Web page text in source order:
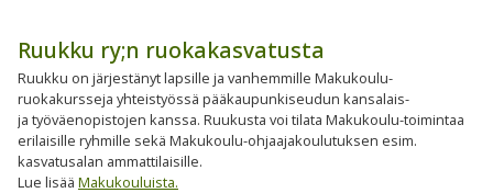
Ruukku ry;n ruokakasvatusta
Ruukku on järjestänyt lapsille ja vanhemmille Makukoulu-
ruokakursseja yhteistyössä pääkaupunkiseudun kansalais-
ja työväenopistojen kanssa. Ruukusta voi tilata Makukoulu-toimintaa
erilaisille ryhmille sekä Makukoulu-ohjaajakoulutuksen esim.
kasvatusalan ammattilaisille.
Lue lisää Makukouluista.